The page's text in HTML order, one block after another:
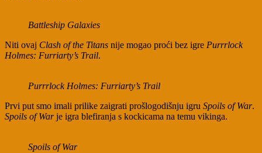
Battleship Galaxies
Niti ovaj Clash of the Titans nije mogao proći bez igre Purrrlock
Holmes: Furriarty’s Trail.
Purrrlock Holmes: Furriarty’s Trail
Prvi put smo imali prilike zaigrati prošlogodišnju igru Spoils of War.
Spoils of Warje igra blefiranja s kockicama na temu vikinga.
Spoils of War